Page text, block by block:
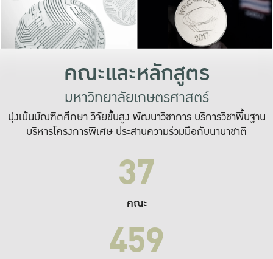
เปลี่ยนแปลง แล
เพื่อทำง
ระบบสารสนเทศ
คณะและหลักสูตร
มหาวิทยาลัยเกษตรศาสตร์
มุ่งเน้นบัณฑิตศึกษา วิจัยขั้นสูง พัฒนาวิชาการ บริการวิชาพื้นฐาน
บริหารโครงการพิเศษ ประสานความร่วมมือกับนานาชาติ
37
คณะ
459